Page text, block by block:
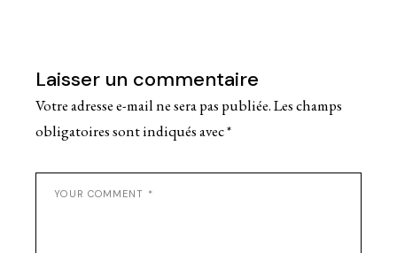
Laisser un commentaire
Votre adresse e-mail ne sera pas publiée.Les champs
obligatoires sont indiqués avec*